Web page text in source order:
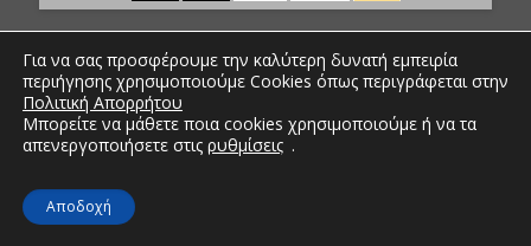
Για να σας προσφέρουμε την καλύτερη δυνατή εμπειρία
περιήγησης χρησιμοποιούμε Cookies όπως περιγράφεται στην
Πολιτική Απορρήτου
Μπορείτε να μάθετε ποια cookies χρησιμοποιούμε ή να τα
απενεργοποιήσετε στις ρυθμίσεις .
Αποδοχή